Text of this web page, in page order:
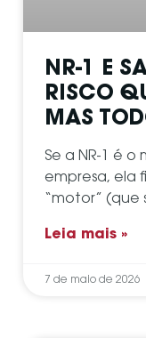
NR-1 E
RISCO
MAS
Se a NR-1 é
empresa, ela
“motor” (que
Leia mais »
7 de maio de 2026